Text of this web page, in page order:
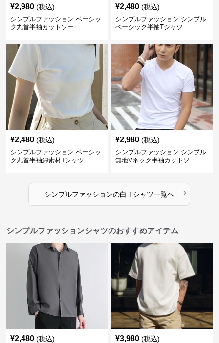
¥2,980 (税込)
シンプルファッション ベーシッ
ク丸首半袖カットソー
¥2,480 (税込)
シンプルファッション シンプル
ベーシック半袖Tシャツ
¥2,480 (税込)
シンプルファッション ベーシッ
ク丸首半袖綿素材Tシャツ
¥2,980 (税込)
シンプルファッション シンプル
無地Vネック半袖カットソー
シンプルファッションの白 Tシャツ一覧へ ›
シンプルファッションシャツのおすすめアイテム
¥2,480 (税込) ¥3,980 (税込)